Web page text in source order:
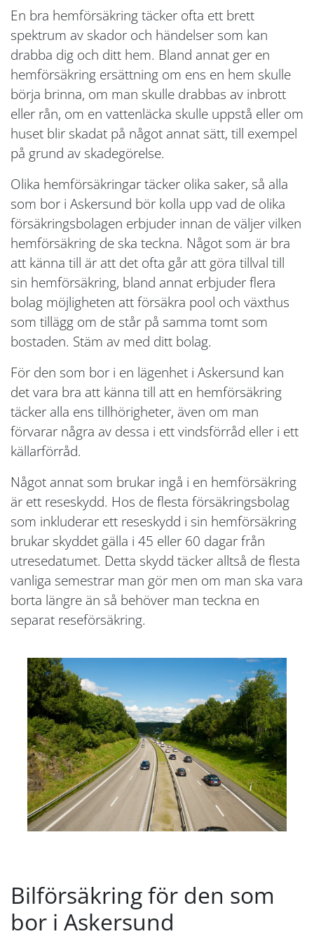
En bra hemförsäkring täcker ofta ett brett
spektrum av skador och händelser som kan
drabba dig och ditt hem. Bland annat ger en
hemförsäkring ersättning om ens en hem skulle
börja brinna, om man skulle drabbas av inbrott
eller rån, om en vattenläcka skulle uppstå eller om
huset blir skadat på något annat sätt, till exempel
på grund av skadegörelse.
Olika hemförsäkringar täcker olika saker, så alla
som bor i Askersund bör kolla upp vad de olika
försäkringsbolagen erbjuder innan de väljer vilken
hemförsäkring de ska teckna. Något som är bra
att känna till är att det ofta går att göra tillval till
sin hemförsäkring, bland annat erbjuder flera
bolag möjligheten att försäkra pool och växthus
som tillägg om de står på samma tomt som
bostaden. Stäm av med ditt bolag.
För den som bor i en lägenhet i Askersund kan
det vara bra att känna till att en hemförsäkring
täcker alla ens tillhörigheter, även om man
förvarar några av dessa i ett vindsförråd eller i ett
källarförråd.
Något annat som brukar ingå i en hemförsäkring
är ett reseskydd. Hos de flesta försäkringsbolag
som inkluderar ett reseskydd i sin hemförsäkring
brukar skyddet gälla i 45 eller 60 dagar från
utresedatumet. Detta skydd täcker alltså de flesta
vanliga semestrar man gör men om man ska vara
borta längre än så behöver man teckna en
separat reseförsäkring.
Bilförsäkring för den som
bor i Askersund